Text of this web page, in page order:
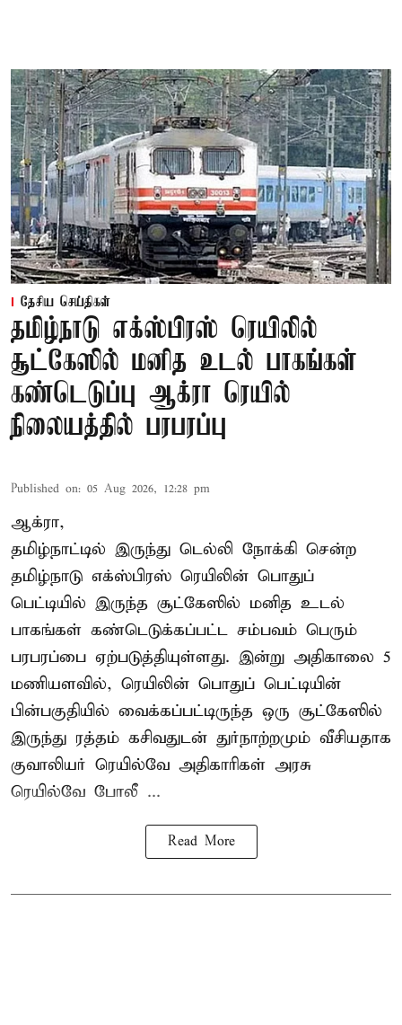
தேசிய செய்திகள்
தமிழ்நாடு எக்ஸ்பிரஸ் ரெயிலில்
சூட்கேஸில் மனித உடல் பாகங்கள்
கண்டெடுப்பு ஆக்ரா ரெயில்
நிலையத்தில் பரபரப்பு
Published on: 05 Aug 2026, 12:28 pm
ஆக்ரா,
தமிழ்நாட்டில் இருந்து டெல்லி நோக்கி சென்ற
தமிழ்நாடு எக்ஸ்பிரஸ் ரெயிலின் பொதுப்
பெட்டியில் இருந்த சூட்கேஸில் மனித உடல்
பாகங்கள் கண்டெடுக்கப்பட்ட சம்பவம் பெரும்
பரபரப்பை ஏற்படுத்தியுள்ளது. இன்று அதிகாலை 5
மணியளவில், ரெயிலின் பொதுப் பெட்டியின்
பின்பகுதியில் வைக்கப்பட்டிருந்த ஒரு சூட்கேஸில்
இருந்து ரத்தம் கசிவதுடன் துர்நாற்றமும் வீசியதாக
குவாலியர் ரெயில்வே அதிகாரிகள் அரசு
ரெயில்வே போலீ ...
Read More